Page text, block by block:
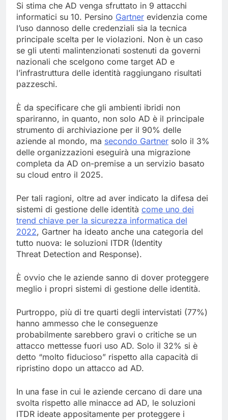
Si stima che AD venga sfruttato in 9 attacchi
informatici su 10. Persino Gartner evidenzia come
l’uso dannoso delle credenziali sia la tecnica
principale scelta per le violazioni. Non è un caso
se gli utenti malintenzionati sostenuti da governi
nazionali che scelgono come target AD e
l’infrastruttura delle identità raggiungano risultati
pazzeschi.
È da specificare che gli ambienti ibridi non
spariranno, in quanto, non solo AD è il principale
strumento di archiviazione per il 90% delle
aziende al mondo, ma secondo Gartner solo il 3%
delle organizzazioni eseguirà una migrazione
completa da AD on-premise a un servizio basato
su cloud entro il 2025.
Per tali ragioni, oltre ad aver indicato la difesa dei
sistemi di gestione delle identità come uno dei
trend chiave per la sicurezza informatica del
2022, Gartner ha ideato anche una categoria del
tutto nuova: le soluzioni ITDR (Identity
Threat Detection and Response).
È ovvio che le aziende sanno di dover proteggere
meglio i propri sistemi di gestione delle identità.
Purtroppo, più di tre quarti degli intervistati (77%)
hanno ammesso che le conseguenze
probabilmente sarebbero gravi o critiche se un
attacco mettesse fuori uso AD. Solo il 32% si è
detto “molto fiducioso” rispetto alla capacità di
ripristino dopo un attacco ad AD.
In una fase in cui le aziende cercano di dare una
svolta rispetto alle minacce ad AD, le soluzioni
ITDR ideate appositamente per proteggere i